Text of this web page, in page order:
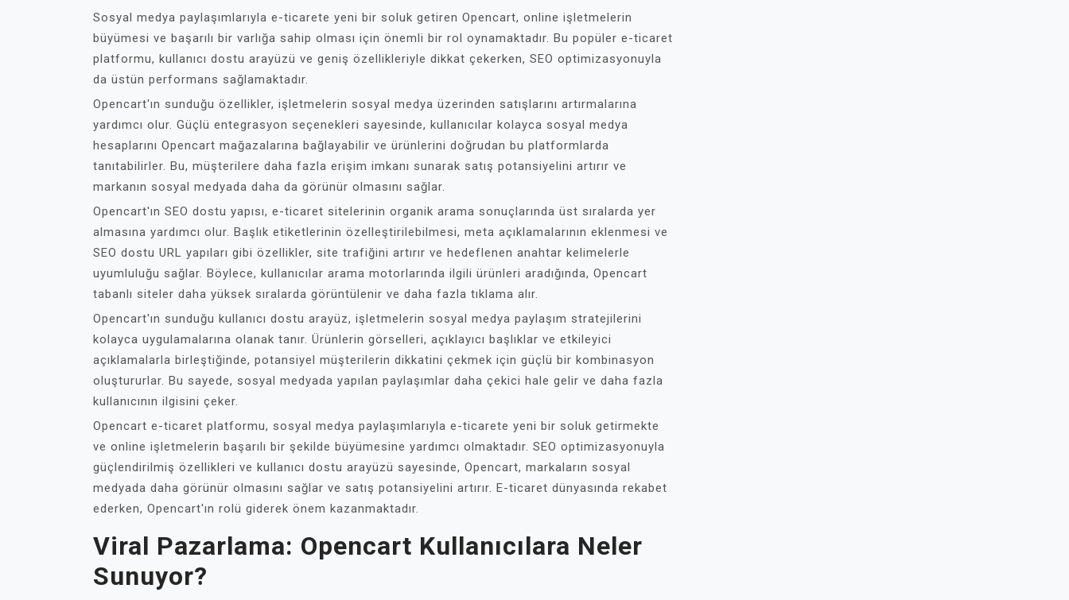
Sosyal medya paylaşımlarıyla e-ticarete yeni bir soluk getiren Opencart, online işletmelerin
büyümesi ve başarılı bir varlığa sahip olması için önemli bir rol oynamaktadır. Bu popüler e-ticaret
platformu, kullanıcı dostu arayüzü ve geniş özellikleriyle dikkat çekerken, SEO optimizasyonuyla
da üstün performans sağlamaktadır.
Opencart'ın sunduğu özellikler, işletmelerin sosyal medya üzerinden satışlarını artırmalarına
yardımcı olur. Güçlü entegrasyon seçenekleri sayesinde, kullanıcılar kolayca sosyal medya
hesaplarını Opencart mağazalarına bağlayabilir ve ürünlerini doğrudan bu platformlarda
tanıtabilirler. Bu, müşterilere daha fazla erişim imkanı sunarak satış potansiyelini artırır ve
markanın sosyal medyada daha da görünür olmasını sağlar.
Opencart'ın SEO dostu yapısı, e-ticaret sitelerinin organik arama sonuçlarında üst sıralarda yer
almasına yardımcı olur. Başlık etiketlerinin özelleştirilebilmesi, meta açıklamalarının eklenmesi ve
SEO dostu URL yapıları gibi özellikler, site trafiğini artırır ve hedeflenen anahtar kelimelerle
uyumluluğu sağlar. Böylece, kullanıcılar arama motorlarında ilgili ürünleri aradığında, Opencart
tabanlı siteler daha yüksek sıralarda görüntülenir ve daha fazla tıklama alır.
Opencart'ın sunduğu kullanıcı dostu arayüz, işletmelerin sosyal medya paylaşım stratejilerini
kolayca uygulamalarına olanak tanır. Ürünlerin görselleri, açıklayıcı başlıklar ve etkileyici
açıklamalarla birleştiğinde, potansiyel müşterilerin dikkatini çekmek için güçlü bir kombinasyon
oluştururlar. Bu sayede, sosyal medyada yapılan paylaşımlar daha çekici hale gelir ve daha fazla
kullanıcının ilgisini çeker.
Opencart e-ticaret platformu, sosyal medya paylaşımlarıyla e-ticarete yeni bir soluk getirmekte
ve online işletmelerin başarılı bir şekilde büyümesine yardımcı olmaktadır. SEO optimizasyonuyla
güçlendirilmiş özellikleri ve kullanıcı dostu arayüzü sayesinde, Opencart, markaların sosyal
medyada daha görünür olmasını sağlar ve satış potansiyelini artırır. E-ticaret dünyasında rekabet
ederken, Opencart'ın rolü giderek önem kazanmaktadır.
Viral Pazarlama: Opencart Kullanıcılara Neler
Sunuyor?